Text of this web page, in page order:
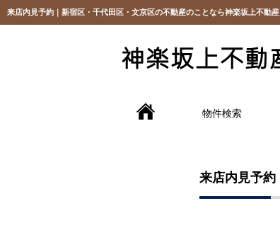
来店内見予約｜新宿区・千代田区・文京区の不動産のことなら神楽坂上不動産
物件検索
来店内見予約